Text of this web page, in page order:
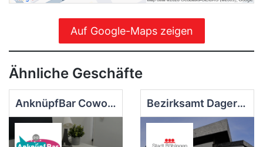
Auf Google-Maps zeigen
Ähnliche Geschäfte
AnknüpfBar Coworking Bezirksamt Dagersheim